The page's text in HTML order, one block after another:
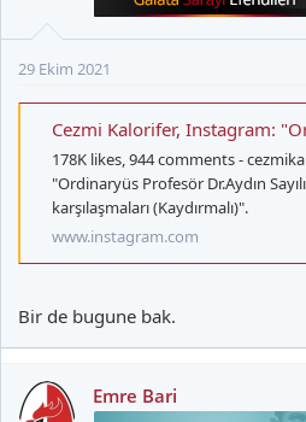
29 Ekim 2021
Cezmi Kalorifer, Instagram: "Ordinaryüs Profesör Dr.Aydın
178K likes, 944 comments -
"Ordinaryüs Profesör Dr.Aydın
karşılaşmaları (Kaydırmalı)".
www.instagram.com
Bir de bugune bak.
Emre Bari